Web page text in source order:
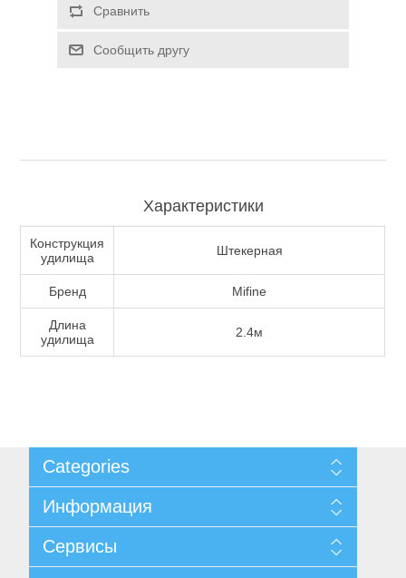
Туризм и Активный отдых
Сравнить
Сообщить другу
Характеристики
Конструкция
удилища
Штекерная
Бренд Mifine
Длина
удилища
2.4м
Categories
Информация
Доставка и возврат
Уведомление о конфиденциальности
Сервисы